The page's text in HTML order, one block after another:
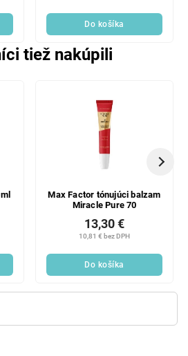
Do košíka
tiež nakúpili
Max Factor tónujúci balzam
Miracle Pure 70
10,81 € bez DPH
13,30 €
Do košíka